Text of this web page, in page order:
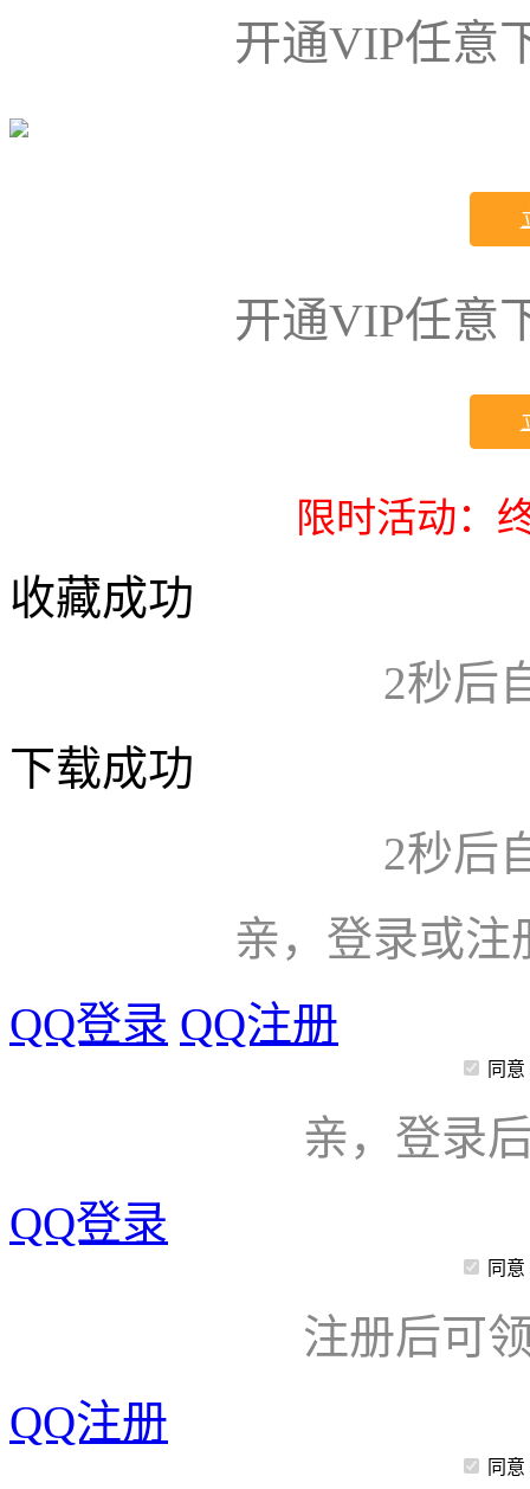
开通VIP任意
开通VIP任意
限时活动：
收藏成功
2秒后
下载成功
2秒后
亲，登录或注
QQ登录 QQ注册
同意
亲，登录
QQ登录
同意
注册后可
QQ注册
同意